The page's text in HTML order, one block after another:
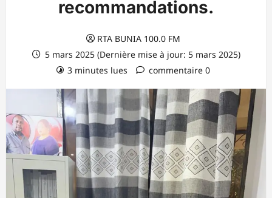
recommandations.
RTA BUNIA 100.0 FM
5 mars 2025 (Dernière mise à jour: 5 mars 2025)
3 minutes lues
commentaire 0